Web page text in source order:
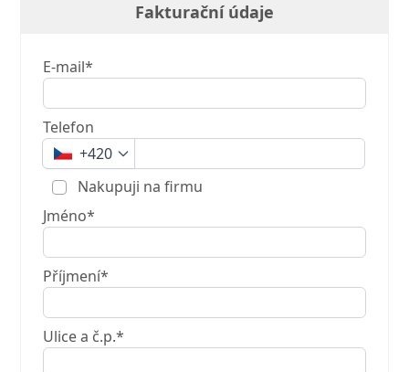
Fakturační údaje
E-mail*
Telefon
+420
Nakupuji na firmu
Jméno*
Příjmení*
Ulice a č.p.*